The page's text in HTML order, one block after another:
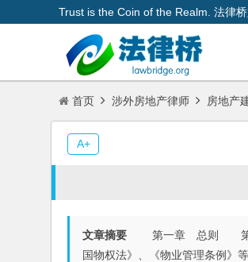
Trust is the Coin of the Realm. 法律
首页 涉外房地产律师 房地产
文章摘要 第一章 总则 第一条
国物权法》、《物业管理条例
A+